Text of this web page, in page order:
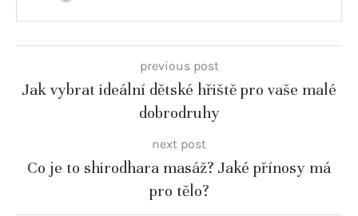
previous post
Jak vybrat ideální dětské hřiště pro vaše malé
dobrodruhy
next post
Co je to shirodhara masáž? Jaké přínosy má
pro tělo?